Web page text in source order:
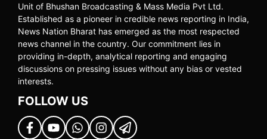
Unit of Bhushan Broadcasting & Mass Media Pvt Ltd.
Established as a pioneer in credible news reporting in India,
News Nation Bharat has emerged as the most respected
news channel in the country. Our commitment lies in
providing in-depth, analytical reporting and engaging
discussions on pressing issues without any bias or vested
interests.
FOLLOW US